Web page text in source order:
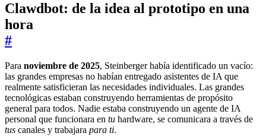
Clawdbot: de la idea al prototipo en una
hora
#
Para noviembre de 2025, Steinberger había identificado un vacío:
las grandes empresas no habían entregado asistentes de IA que
realmente satisficieran las necesidades individuales. Las grandes
tecnológicas estaban construyendo herramientas de propósito
general para todos. Nadie estaba construyendo un agente de IA
personal que funcionara en tu hardware, se comunicara a través de
tus canales y trabajara para ti.